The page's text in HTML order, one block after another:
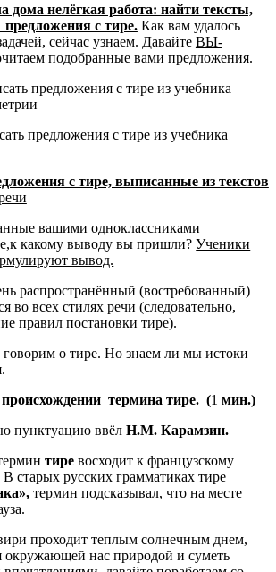
дома нелёгкая работа: найти тексты,
с тире. Как вам удалось
сейчас узнаем. Давайте ВЫ­
подобранные вами предложения.
предложения с тире из учебника
предложения с тире из учебника
с тире, выписанные из текстов
вашими одноклассниками
какому выводу вы пришли?Ученики
вывод.
распространённый (востребованный)
во всех стилях речи (следовательно,
правил постановки тире).
о тире. Но знаем ли мы истоки
термина тире. (1мин.)
пунктуацию ввёл Н.М. Карамзин.
тире восходит к французскому
В старых русских грамматиках тире
термин подсказывал, что на месте
проходит теплым солнечным днем,
окружающей нас природой и суметь